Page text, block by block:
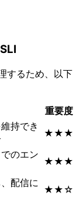
するため、以下
重要度
持でき
★★★
のエン
★★★
配信に
★★☆